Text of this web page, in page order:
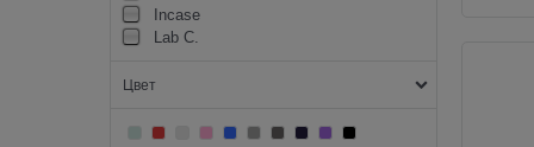
Incase
Lab C.
Цвет